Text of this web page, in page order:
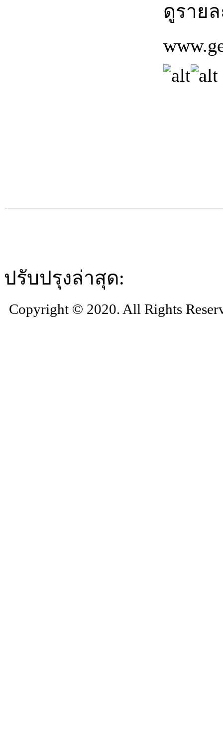
ดูราย
ปรับปรุงล่าสุด:
Copyright © 2020. All Rights